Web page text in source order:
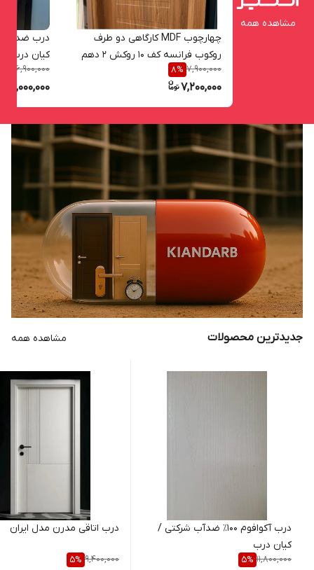
مشاهده همه
چهارچوب MDF کارگاهی دو طرف
روکوب فرانسه کف ۱۰ روکش ۲ دهم
7,900,000
8%
7,200,000
درب ضد
کیان درب
CNC
36,900,000
36,000,000
جدیدترین محصولات مشاهده همه
درب آکوافوم ۱۰۰٪ ضدآب شرکتی /
کیان درب
11,800,000
5%
درب اتاقی مدرن مدل ایران
9,400,000
5%